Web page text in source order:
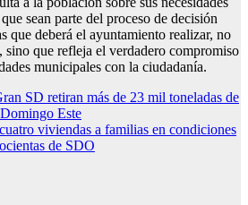
sean parte del proceso de decisión
que deberá el ayuntamiento realizar, no
sino que refleja el verdadero compromiso
municipales con la ciudadanía.
SD retiran más de 23 mil toneladas de
Este
viviendas a familias en condiciones
de SDO